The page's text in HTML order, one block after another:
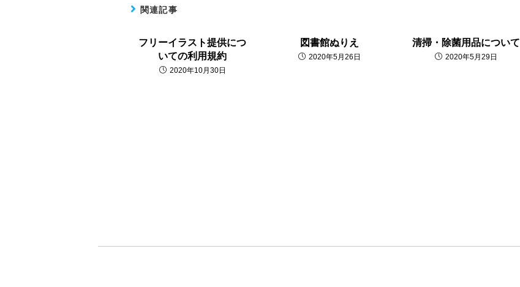
関連記事
フリーイラスト提供につ
いての利用規約
2020年10月30日
図書館ぬりえ
2020年5月26日
清掃・除菌用品について
2020年5月29日